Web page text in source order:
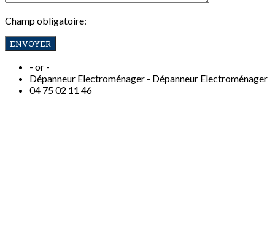
Champ obligatoire:
- or -
Dépanneur Electroménager - Dépanneur Electroménager
04 75 02 11 46